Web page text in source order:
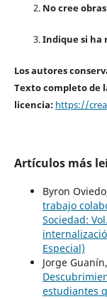
No cree
Indique si ha
Los autores
Texto completo de
licencia: https://
Artículos más
Byron
trabajo
Sociedad:
Especial)
Jorge
estudiantes